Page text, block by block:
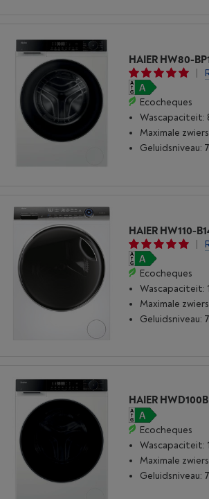
HAIER HW80-
|
Ecocheques
Wascapaciteit:
Maximale
Geluidsniveau:
|
Ecocheques
Wascapaciteit:
Maximale
Geluidsniveau:
HAIER
Ecocheques
Wascapaciteit:
Maximale
Geluidsniveau: